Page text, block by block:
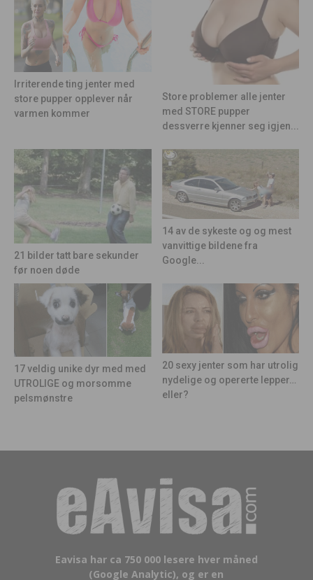
Irriterende ting jenter med
store pupper opplever når
varmen kommer
Store problemer alle jenter
med STORE pupper
dessverre kjenner seg igjen...
21 bilder tatt bare sekunder
før noen døde
14 av de sykeste og og mest
vanvittige bildene fra
Google...
17 veldig unike dyr med med
UTROLIGE og morsomme
pelsmønstre
20 sexy jenter som har utrolig
nydelige og opererte lepper…
eller?
Eavisa har ca 750 000 lesere hver måned
(Google Analytic), og er en